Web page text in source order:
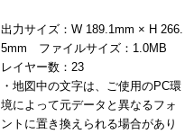
出力サイズ：W 189.1mm × H 266.
5mm ファイルサイズ：1.0MB
レイヤー数：23
・地図中の文字は、ご使用のPC環
境によって元データと異なるフォ
ントに置き換えられる場合があり